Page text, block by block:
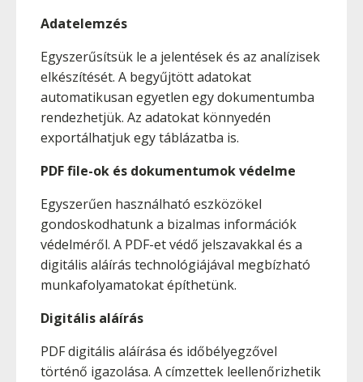
Adatelemzés
Egyszerűsítsük le a jelentések és az analízisek
elkészítését. A begyűjtött adatokat
automatikusan egyetlen egy dokumentumba
rendezhetjük. Az adatokat könnyedén
exportálhatjuk egy táblázatba is.
PDF file-ok és dokumentumok védelme
Egyszerűen használható eszközökel
gondoskodhatunk a bizalmas információk
védelméről. A PDF-et védő jelszavakkal és a
digitális aláírás technológiájával megbízható
munkafolyamatokat építhetünk.
Digitális aláírás
PDF digitális aláírása és időbélyegzővel
történő igazolása. A címzettek leellenőrizhetik